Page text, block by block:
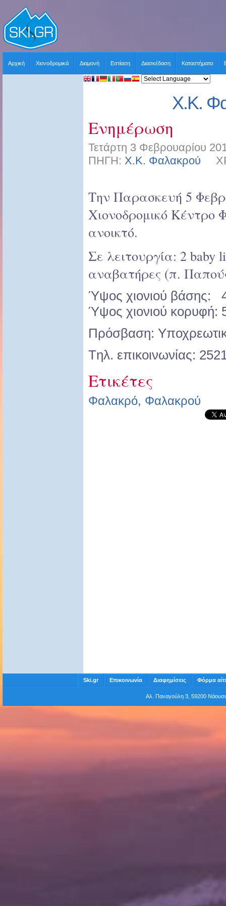
Αρχική Χιονοδρομικά Διαμονή Εστίαση Διασκέδαση Καταστήματα
Χ.Κ.
Ενημέρωση
Τετάρτη 3 Φεβρουαρίου
ΠΗΓΗ: Χ.Κ. Φαλακρού
Την Παρασκευή 5
Χιονοδρομικό Κέντρο
ανοικτό.
Σε λειτουργία: 2 baby
αναβατήρες (π.
Ύψος χιονιού βάσης:
Ύψος χιονιού κορυφή:
Πρόσβαση:
Tηλ. επικοινωνίας:
Ετικέτες
Φαλακρό, Φαλακρού
Ski.gr Επικοινωνία Διαφημίσεις Φόρμα
Αλ. Παναγούλη 3, 59200